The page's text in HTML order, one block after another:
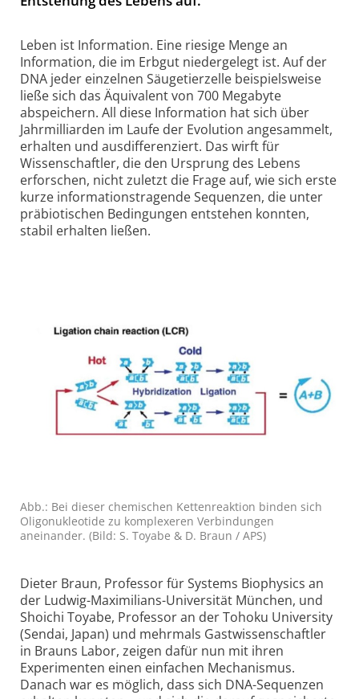
Leben ist Information. Eine riesige Menge an
Information, die im Erbgut niedergelegt ist. Auf der
DNA jeder einzelnen Säugetierzelle beispielsweise
ließe sich das Äquivalent von 700 Megabyte
abspeichern. All diese Information hat sich über
Jahrmilliarden im Laufe der Evolution angesammelt,
erhalten und ausdifferenziert. Das wirft für
Wissenschaftler, die den Ursprung des Lebens
erforschen, nicht zuletzt die Frage auf, wie sich erste
kurze informationstragende Sequenzen, die unter
präbiotischen Bedingungen entstehen konnten,
stabil erhalten ließen.
Abb.: Bei dieser chemischen Kettenreaktion binden sich
Oligonukleotide zu komplexeren Verbindungen
aneinander. (Bild: S. Toyabe & D. Braun / APS)
Dieter Braun, Professor für Systems Biophysics an
der Ludwig-Maximilians-Universität München, und
Shoichi Toyabe, Professor an der Tohoku University
(Sendai, Japan) und mehrmals Gastwissenschaftler
in Brauns Labor, zeigen dafür nun mit ihren
Experimenten einen einfachen Mechanismus.
Danach war es möglich, dass sich DNA-Sequenzen